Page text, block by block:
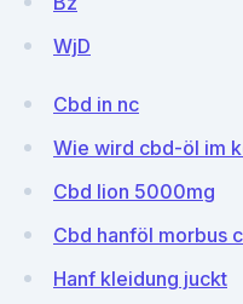
WjD
Cbd in nc
Wie wird cbd-öl im
Cbd lion 5000mg
Cbd hanföl morbus
Hanf kleidung juckt